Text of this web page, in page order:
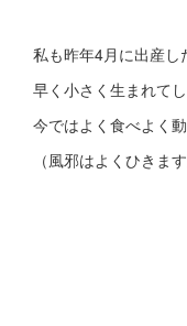
私も昨年4月に出産し
早く小さく生まれてし
今ではよく食べよく
（風邪はよくひきま